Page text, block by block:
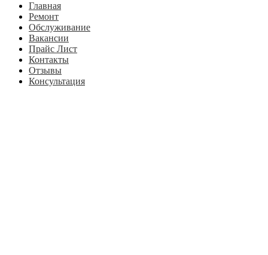
Главная
Ремонт
Обслуживание
Вакансии
Прайс Лист
Контакты
Отзывы
Консультация